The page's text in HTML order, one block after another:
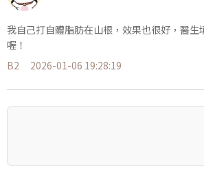
我自己打自體脂肪在山根，效果也很好，醫生
喔！
B2
2026-01-06 19:28:19